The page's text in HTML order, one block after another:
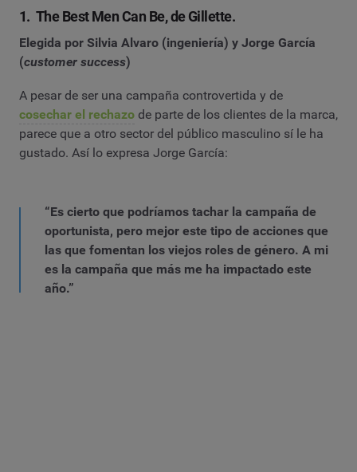
1. The Best Men Can Be, de Gillette.
Elegida por Silvia Alvaro (ingeniería) y Jorge García
(customer success)
A pesar de ser una campaña controvertida y de
cosechar el rechazo de parte de los clientes de la marca,
parece que a otro sector del público masculino sí le ha
gustado. Así lo expresa Jorge García:
“Es cierto que podríamos tachar la campaña de
oportunista, pero mejor este tipo de acciones que
las que fomentan los viejos roles de género. A mi
es la campaña que más me ha impactado este
año.”